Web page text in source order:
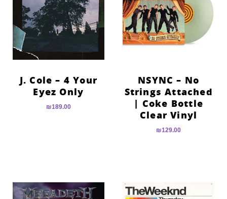
NSYNC – No
Strings Attached
| Coke Bottle
Clear Vinyl
₪129.00
J. Cole – 4 Your
Eyez Only
₪189.00